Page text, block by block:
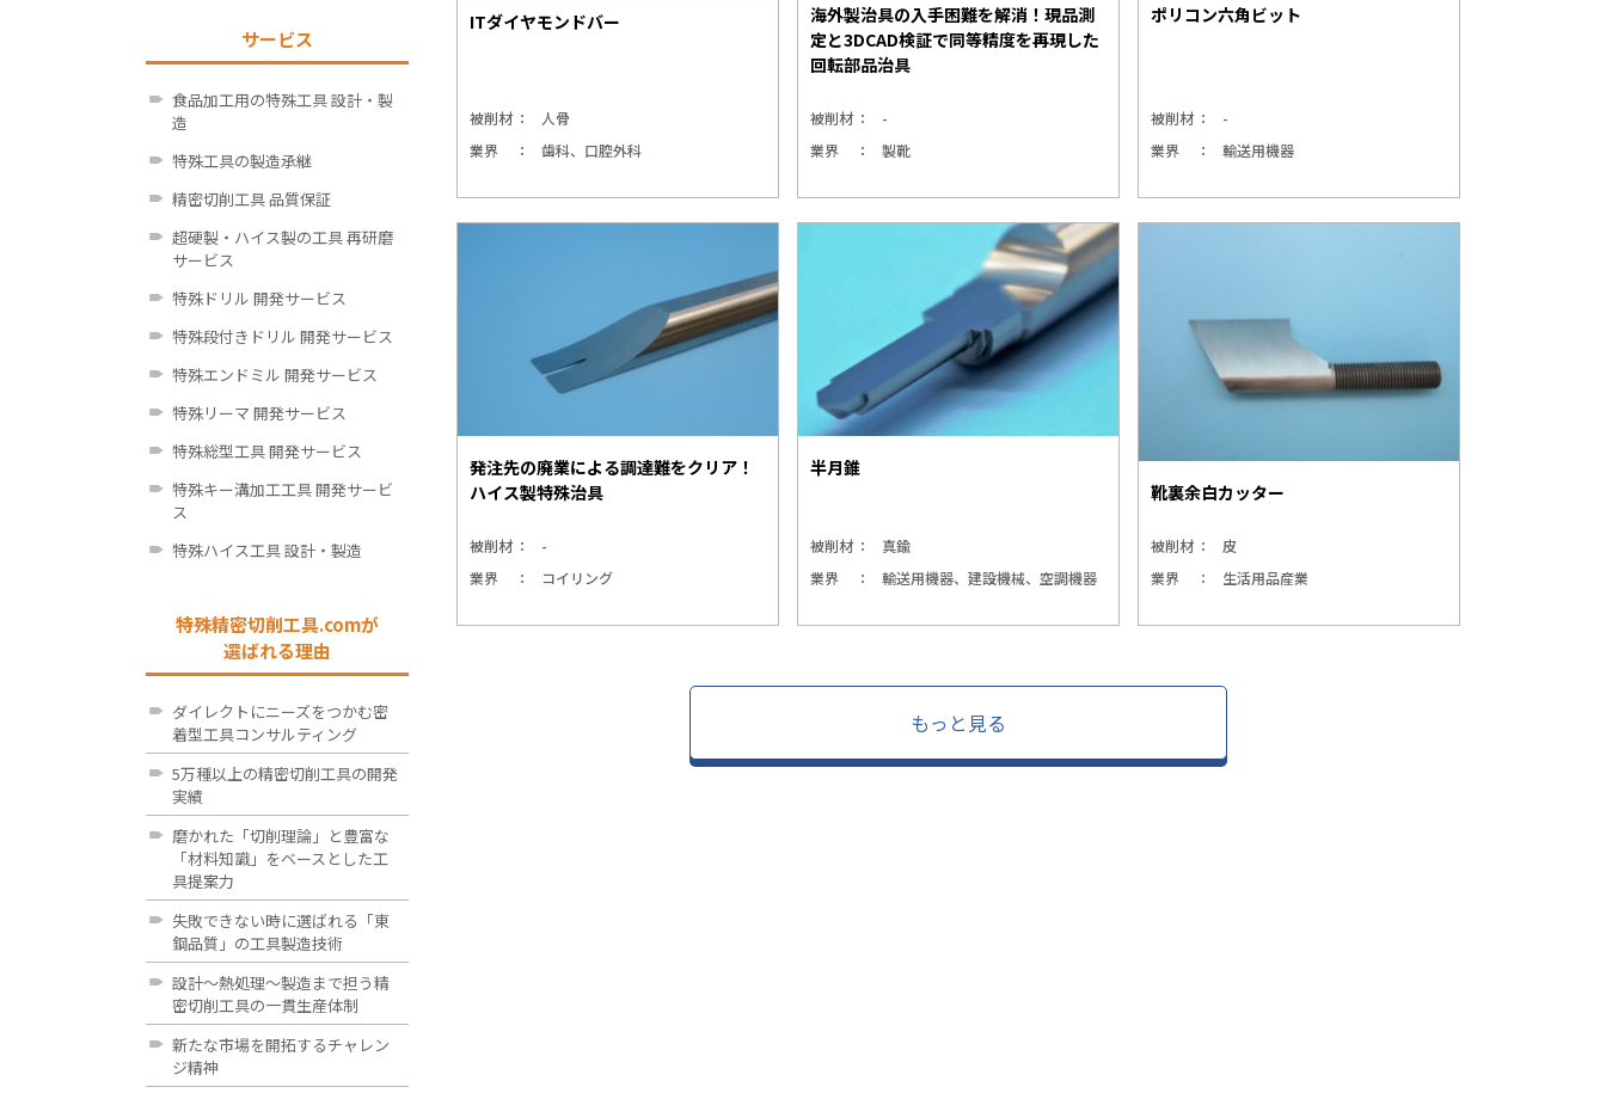
ITダイヤモンドバー
被削材
人骨
業界
歯科、口腔外科
海外製治具の入手困難を解消！現品測
定と3DCAD検証で同等精度を再現した
回転部品治具
被削材
-
業界
製靴
ポリコン六角ビット
被削材
-
業界
輸送用機器
発注先の廃業による調達難をクリア！
ハイス製特殊治具
被削材
-
業界
コイリング
半月錐
被削材
真鍮
業界
輸送用機器、建設機械、空調機器
靴裏余白カッター
被削材
皮
業界
生活用品産業
もっと見る
サービス
食品加工用の特殊工具 設計・製
造
特殊工具の製造承継
精密切削工具 品質保証
超硬製・ハイス製の工具 再研磨
サービス
特殊ドリル 開発サービス
特殊段付きドリル 開発サービス
特殊エンドミル 開発サービス
特殊リーマ 開発サービス
特殊総型工具 開発サービス
特殊キー溝加工工具 開発サービ
ス
特殊ハイス工具 設計・製造
特殊精密切削工具.comが
選ばれる理由
ダイレクトにニーズをつかむ密
着型工具コンサルティング
5万種以上の精密切削工具の開発
実績
磨かれた「切削理論」と豊富な
「材料知識」をベースとした工
具提案力
失敗できない時に選ばれる「東
鋼品質」の工具製造技術
設計～熱処理～製造まで担う精
密切削工具の一貫生産体制
新たな市場を開拓するチャレン
ジ精神